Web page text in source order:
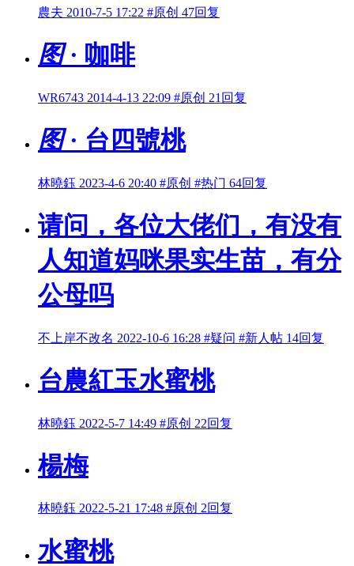
農夫 2010-7-5 17:22 #原创 47回复
图· 咖啡
WR6743 2014-4-13 22:09 #原创 21回复
图· 台四號桃
林曉鈺 2023-4-6 20:40 #原创 #热门 64回复
请问，各位大佬们，有没有
人知道妈咪果实生苗，有分
公母吗
不上岸不改名 2022-10-6 16:28 #疑问 #新人帖 14回复
台農紅玉水蜜桃
林曉鈺 2022-5-7 14:49 #原创 22回复
楊梅
林曉鈺 2022-5-21 17:48 #原创 2回复
水蜜桃